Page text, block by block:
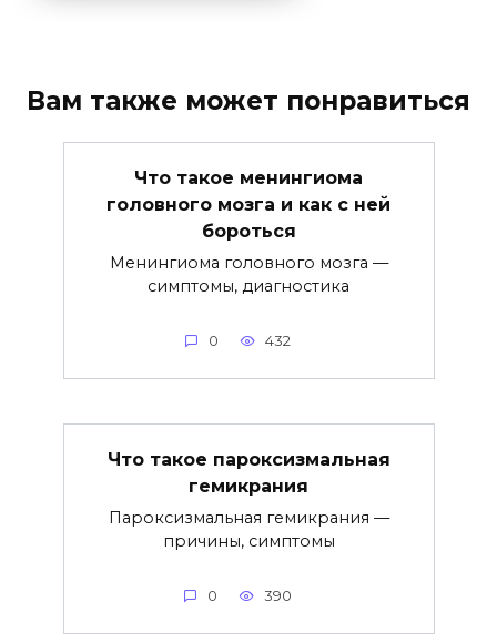
Вам также может понравиться
Что такое менингиома
головного мозга и как с ней
бороться
Менингиома головного мозга —
симптомы, диагностика
0 432
Что такое пароксизмальная
гемикрания
Пароксизмальная гемикрания —
причины, симптомы
0 390